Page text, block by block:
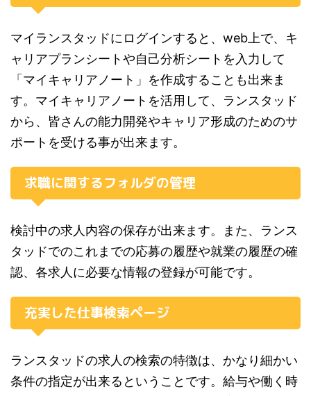
マイランスタッドにログインすると、web上で、キ
ャリアプランシートや自己分析シートを入力して
「マイキャリアノート」を作成することも出来ま
す。マイキャリアノートを活用して、ランスタッド
から、皆さんの能力開発やキャリア形成のためのサ
ポートを受ける事が出来ます。
求職に関するフォルダの管理
検討中の求人内容の保存が出来ます。また、ランス
タッドでのこれまでの応募の履歴や就業の履歴の確
認、各求人に必要な情報の登録が可能です。
充実した仕事検索ページ
ランスタッドの求人の検索の特徴は、かなり細かい
条件の指定が出来るということです。給与や働く時